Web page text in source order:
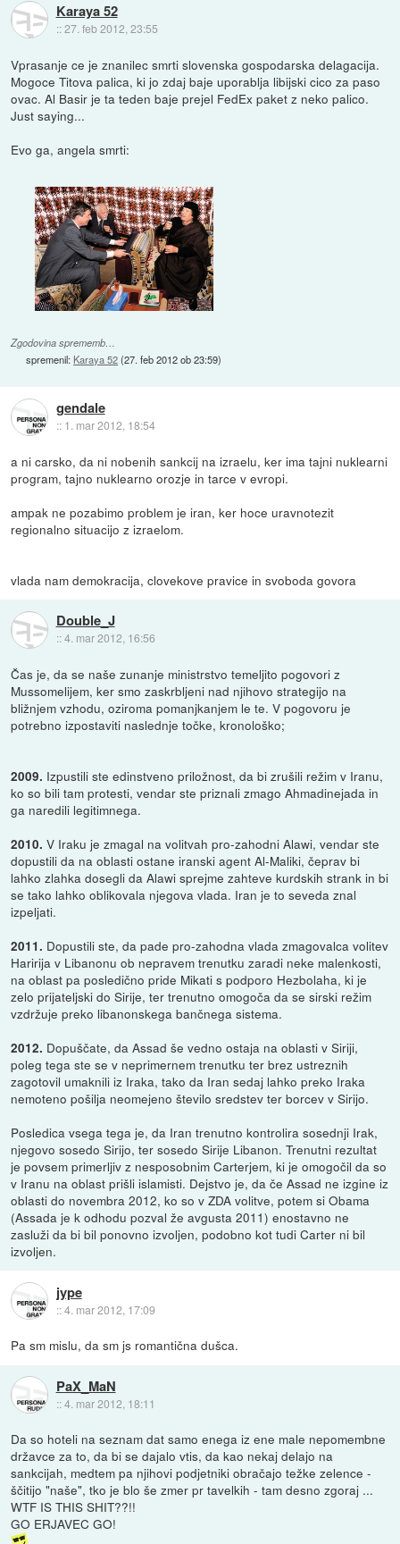
Karaya 52
::27. feb 2012, 23:55
Vprasanje ce je znanilec smrti slovenska gospodarska delagacija.
Mogoce Titova palica, ki jo zdaj baje uporablja libijski cico za paso
ovac. Al Basir je ta teden baje prejel FedEx paket z neko palico.
Just saying...
Evo ga, angela smrti:
Zgodovina sprememb…
spremenil: Karaya 52(27. feb 2012 ob 23:59)
gendale
:: 1. mar 2012, 18:54
a ni carsko, da ni nobenih sankcij na izraelu, ker ima tajni nuklearni
program, tajno nuklearno orozje in tarce v evropi.
ampak ne pozabimo problem je iran, ker hoce uravnotezit
regionalno situacijo z izraelom.
vlada nam demokracija, clovekove pravice in svoboda govora
Double_J
::4. mar 2012, 16:56
Čas je, da se naše zunanje ministrstvo temeljito pogovori z
Mussomelijem, ker smo zaskrbljeni nad njihovo strategijo na
bližnjem vzhodu, oziroma pomanjkanjem le te. V pogovoru je
potrebno izpostaviti naslednje točke, kronološko;
2009. Izpustili ste edinstveno priložnost, da bi zrušili režim v Iranu,
ko so bili tam protesti, vendar ste priznali zmago Ahmadinejada in
ga naredili legitimnega.
2010. V Iraku je zmagal na volitvah pro-zahodni Alawi, vendar ste
dopustili da na oblasti ostane iranski agent Al-Maliki, čeprav bi
lahko zlahka dosegli da Alawi sprejme zahteve kurdskih strank in bi
se tako lahko oblikovala njegova vlada. Iran je to seveda znal
izpeljati.
2011. Dopustili ste, da pade pro-zahodna vlada zmagovalca volitev
Haririja v Libanonu ob nepravem trenutku zaradi neke malenkosti,
na oblast pa posledično pride Mikati s podporo Hezbolaha, ki je
zelo prijateljski do Sirije, ter trenutno omogoča da se sirski režim
vzdržuje preko libanonskega bančnega sistema.
2012. Dopuščate, da Assad še vedno ostaja na oblasti v Siriji,
poleg tega ste se v neprimernem trenutku ter brez ustreznih
zagotovil umaknili iz Iraka, tako da Iran sedaj lahko preko Iraka
nemoteno pošilja neomejeno število sredstev ter borcev v Sirijo.
Posledica vsega tega je, da Iran trenutno kontrolira sosednji Irak,
njegovo sosedo Sirijo, ter sosedo Sirije Libanon. Trenutni rezultat
je povsem primerljiv z nesposobnim Carterjem, ki je omogočil da so
v Iranu na oblast prišli islamisti. Dejstvo je, da če Assad ne izgine iz
oblasti do novembra 2012, ko so v ZDA volitve, potem si Obama
(Assada je k odhodu pozval že avgusta 2011) enostavno ne
zasluži da bi bil ponovno izvoljen, podobno kot tudi Carter ni bil
izvoljen.
jype
::4. mar 2012, 17:09
Pa sm mislu, da sm js romantična dušca.
PaX_MaN
::4. mar 2012, 18:11
Da so hoteli na seznam dat samo enega iz ene male nepomembne
državce za to, da bi se dajalo vtis, da kao nekaj delajo na
sankcijah, medtem pa njihovi podjetniki obračajo težke zelence -
ščitijo "naše", tko je blo še zmer pr tavelkih - tam desno zgoraj ...
WTF IS THIS SHIT??!!
GO ERJAVEC GO!